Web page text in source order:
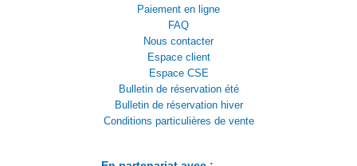
Paiement en ligne
FAQ
Nous contacter
Espace client
Espace CSE
Bulletin de réservation été
Bulletin de réservation hiver
Conditions particulières de vente